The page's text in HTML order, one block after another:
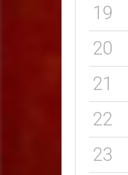
19
20
21
22
23